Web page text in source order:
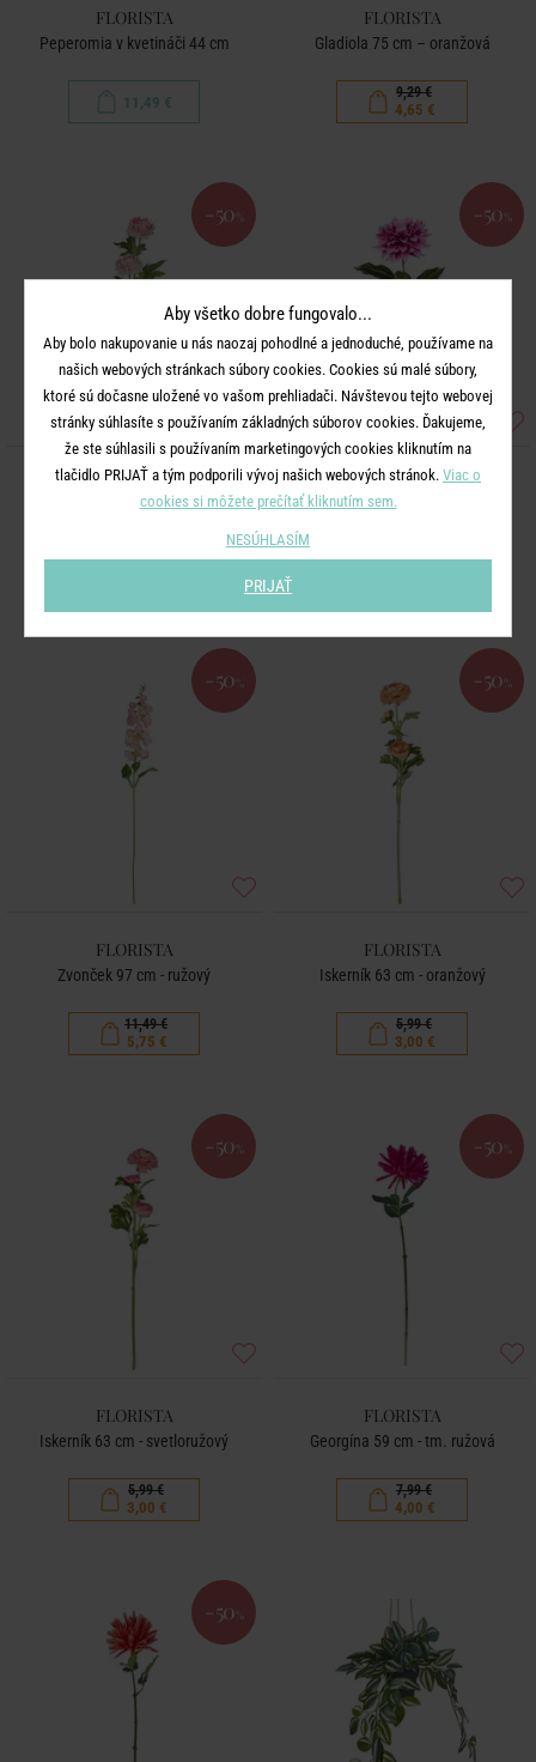
FLORISTA
Peperomia v kvetináči 44 cm
11,49 €
FLORISTA
Gladiola 75 cm – oranžová
9,29 €
4,65 €
-50 %
FLORISTA
Chryzantéma - sv. ružová
4,79 €
-50 %
FLORISTA
Georgína 68 cm - ružová
7,99 €
-50 %
FLORISTA
Zvonček 97 cm - ružový
11,49 €
5,75 €
-50 %
FLORISTA
Iskerník 63 cm - oranžový
5,99 €
3,00 €
-50 %
FLORISTA
Iskerník 63 cm - svetloružový
5,99 €
3,00 €
-50 %
FLORISTA
Georgína 59 cm - tm. ružová
7,99 €
4,00 €
-50 %
Aby všetko dobre fungovalo...
Aby bolo nakupovanie u nás naozaj pohodlné a jednoduché, používame na
našich webových stránkach súbory cookies. Cookies sú malé súbory,
ktoré sú dočasne uložené vo vašom prehliadači. Návštevou tejto webovej
stránky súhlasíte s používaním základných súborov cookies. Ďakujeme,
že ste súhlasili s používaním marketingových cookies kliknutím na
tlačidlo PRIJAŤ a tým podporili vývoj našich webových stránok. Viac o
cookies si môžete prečítať kliknutím sem.
NESÚHLASÍM
PRIJAŤ